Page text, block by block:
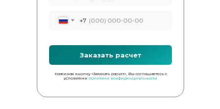
Нажимая кнопку «Заказать расчет», Вы соглашаетесь с
условиями политики конфиденциальности
+7
Заказать расчет